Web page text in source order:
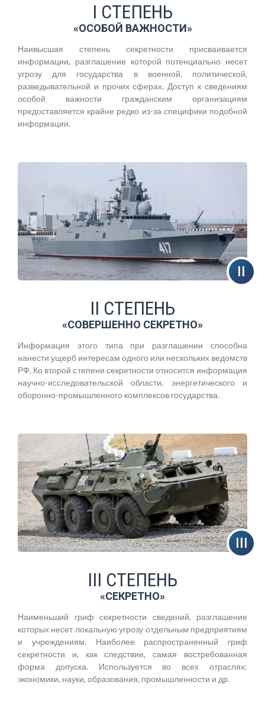
I СТЕПЕНЬ
«ОСОБОЙ ВАЖНОСТИ»
Наивысшая степень секретности присваивается
информации, разглашение которой потенциально несет
угрозу для государства в военной, политической,
разведывательной и прочих сферах. Доступ к сведениям
особой важности гражданским организациям
предоставляется крайне редко из-за специфики подобной
информации.
II СТЕПЕНЬ
«СОВЕРШЕННО СЕКРЕТНО»
Информация этого типа при разглашении способна
нанести ущерб интересам одного или нескольких ведомств
РФ. Ко второй степени секретности относится информация
научно-исследовательской области, энергетического и
оборонно-промышленного комплексов государства.
III СТЕПЕНЬ
«СЕКРЕТНО»
Наименьший гриф секретности сведений, разглашение
которых несет локальную угрозу отдельным предприятиям
и учреждениям. Наиболее распространенный гриф
секретности и, как следствие, самая востребованная
форма допуска. Используется во всех отраслях:
экономики, науки, образования, промышленности и др.